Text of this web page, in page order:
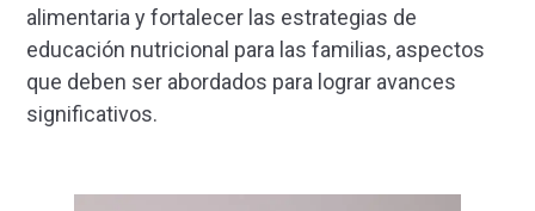
alimentaria y fortalecer las estrategias de
educación nutricional para las familias, aspectos
que deben ser abordados para lograr avances
significativos.